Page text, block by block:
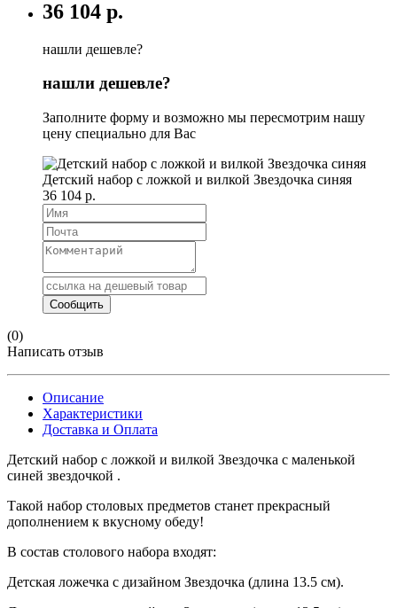
36 104 р.
нашли дешевле?
нашли дешевле?
Заполните форму и возможно мы пересмотрим нашу
цену специально для Вас
Детский набор с ложкой и вилкой Звездочка синяя
36 104 р.
(0)
Написать отзыв
Описание
Характеристики
Доставка и Оплата
Детский набор с ложкой и вилкой Звездочка с маленькой
синей звездочкой .
Такой набор столовых предметов станет прекрасный
дополнением к вкусному обеду!
В состав столового набора входят:
Детская ложечка с дизайном Звездочка (длина 13.5 см).